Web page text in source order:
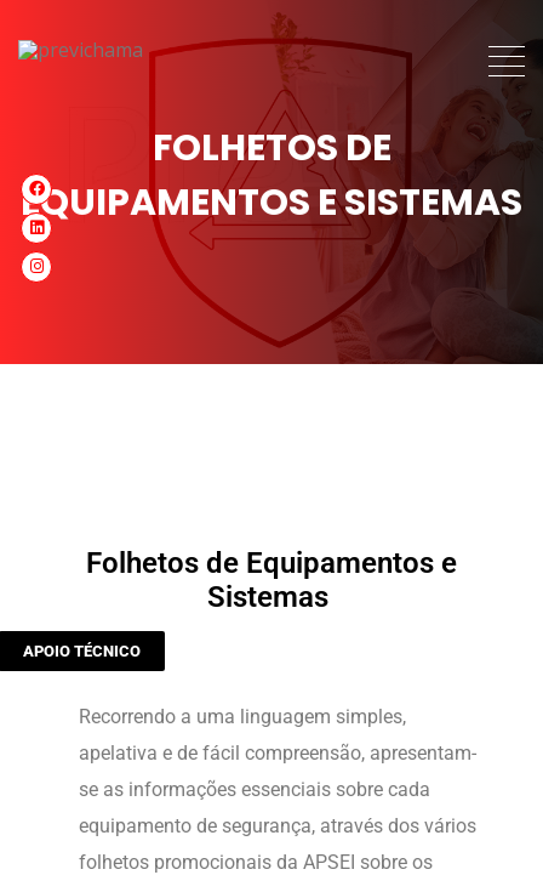
FOLHETOS DE
EQUIPAMENTOS E SISTEMAS
APOIO TÉCNICO
Folhetos de Equipamentos e
Sistemas
Recorrendo a uma linguagem simples,
apelativa e de fácil compreensão, apresentam-
se as informações essenciais sobre cada
equipamento de segurança, através dos vários
folhetos promocionais da APSEI sobre os